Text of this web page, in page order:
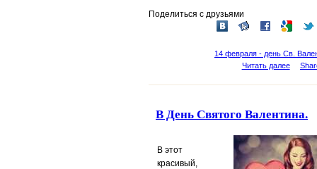
Поделиться с друзьями
14 февраля - день Св.
Читать далее
В День Святого Валентина.
В этот
красивый,